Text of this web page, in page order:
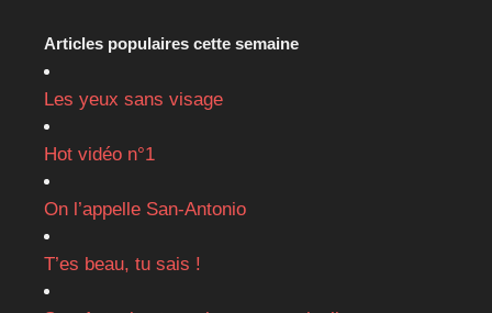
Articles populaires cette semaine
Les yeux sans visage
Hot vidéo n°1
On l’appelle San-Antonio
T’es beau, tu sais !